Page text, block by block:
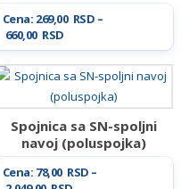
Cena: 269,00 RSD –
660,00 RSD
Raspon
cena:
od
269,00 RSD
660,00 RSD
Spojnica sa SN-spoljni
navoj (poluspojka)
Cena: 78,00 RSD –